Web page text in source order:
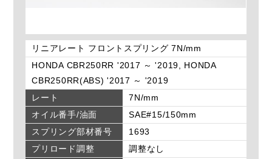
リニアレート フロントスプリング 7N/mm
HONDA CBR250RR '2017 ～ '2019, HONDA
CBR250RR(ABS) '2017 ～ '2019
レート
7N/mm
オイル番手/油面
SAE#15/150mm
スプリング部材番号
1693
プリロード調整
調整なし